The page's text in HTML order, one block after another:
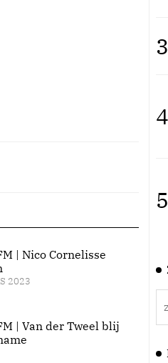
| Nico Cornelisse
2023
| Van der Tweel blij